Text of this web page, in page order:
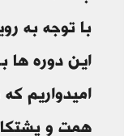
با توجه به
این دوره ها
امیدواریم
همت و پشتکار